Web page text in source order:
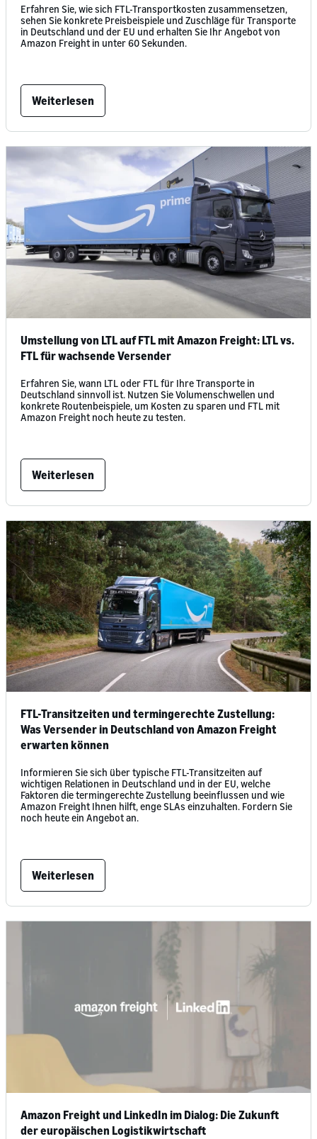
Erfahren Sie, wie sich FTL-Transportkosten zusammensetzen,
sehen Sie konkrete Preisbeispiele und Zuschläge für Transporte
in Deutschland und der EU und erhalten Sie Ihr Angebot von
Amazon Freight in unter 60 Sekunden.
Weiterlesen
Umstellung von LTL auf FTL mit Amazon Freight: LTL vs.
FTL für wachsende Versender
Erfahren Sie, wann LTL oder FTL für Ihre Transporte in
Deutschland sinnvoll ist. Nutzen Sie Volumenschwellen und
konkrete Routenbeispiele, um Kosten zu sparen und FTL mit
Amazon Freight noch heute zu testen.
Weiterlesen
FTL-Transitzeiten und termingerechte Zustellung:
Was Versender in Deutschland von Amazon Freight
erwarten können
Informieren Sie sich über typische FTL-Transitzeiten auf
wichtigen Relationen in Deutschland und in der EU, welche
Faktoren die termingerechte Zustellung beeinflussen und wie
Amazon Freight Ihnen hilft, enge SLAs einzuhalten. Fordern Sie
noch heute ein Angebot an.
Weiterlesen
Amazon Freight und LinkedIn im Dialog: Die Zukunft
der europäischen Logistikwirtschaft